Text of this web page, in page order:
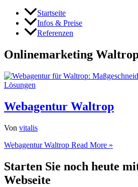
Startseite
Infos & Preise
Referenzen
Onlinemarketing
Webagentur Waltrop
Von vitalis
Webagentur Waltrop Read More »
Starten Sie noch heute
Webseite